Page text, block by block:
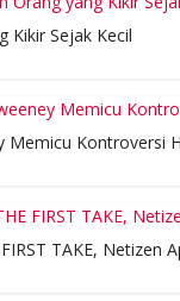
Kikir Sejak Kecil
Memicu Kontroversi
TAKE, Netizen